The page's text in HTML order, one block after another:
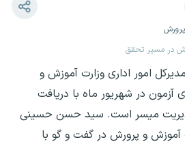
در مسیر تحقق
مدیرکل امور اداری وزارت آموزش و
آزمون در شهریور ماه با دریافت
میسر است. سید حسن حسینی
آموزش و پرورش در گفت و گو با